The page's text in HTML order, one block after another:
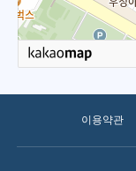
이용약관